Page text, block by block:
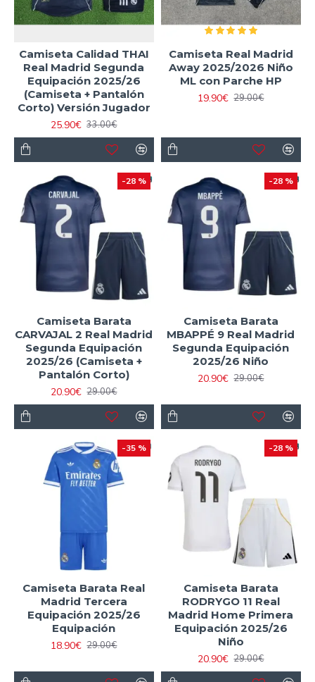
Camiseta Calidad THAI
Real Madrid Segunda
Equipación 2025/26
(Camiseta + Pantalón
Corto) Versión Jugador
25.90€ 33.00€
Camiseta Real Madrid
Away 2025/2026 Niño
ML con Parche HP
19.90€ 29.00€
-28 %
Camiseta Barata
CARVAJAL 2 Real Madrid
Segunda Equipación
2025/26 (Camiseta +
Pantalón Corto)
20.90€ 29.00€
-28 %
Camiseta Barata
MBAPPÉ 9 Real Madrid
Segunda Equipación
2025/26 Niño
20.90€ 29.00€
-35 %
Camiseta Barata Real
Madrid Tercera
Equipación 2025/26
Equipación
18.90€ 29.00€
-28 %
Camiseta Barata
RODRYGO 11 Real
Madrid Home Primera
Equipación 2025/26
Niño
20.90€ 29.00€